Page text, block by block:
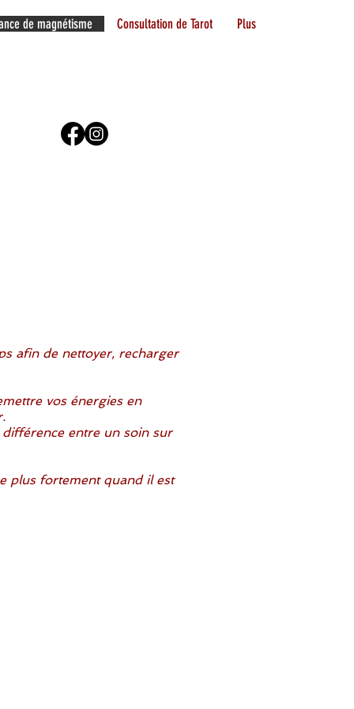
de magnétisme Consultation de Tarot Plus
afin de nettoyer, recharger
vos énergies en
différence entre un soin sur
plus fortement quand il est